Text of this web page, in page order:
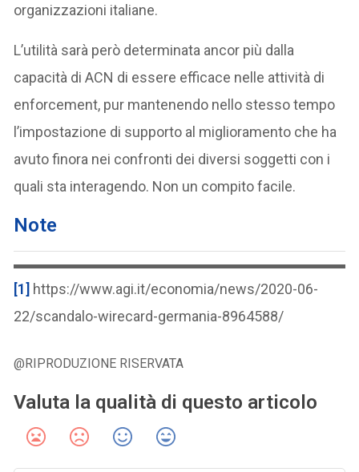
organizzazioni italiane.
L’utilità sarà però determinata ancor più dalla
capacità di ACN di essere efficace nelle attività di
enforcement, pur mantenendo nello stesso tempo
l’impostazione di supporto al miglioramento che ha
avuto finora nei confronti dei diversi soggetti con i
quali sta interagendo. Non un compito facile.
Note
[1] https://www.agi.it/economia/news/2020-06-
22/scandalo-wirecard-germania-8964588/
@RIPRODUZIONE RISERVATA
Valuta la qualità di questo articolo